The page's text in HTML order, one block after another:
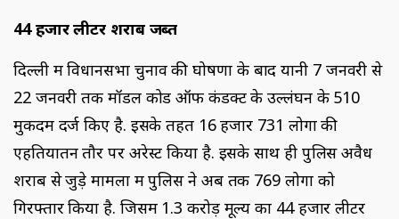
44 हजार लीटर शराब जब्त
दिल्ली में विधानसभा चुनाव की घोषणा के बाद यानी 7 जनवरी से
22 जनवरी तक मॉडल कोड ऑफ कंडक्ट के उल्लंघन के 510
मुकदमें दर्ज किए है. इसके तहत 16 हजार 731 लोगों की
एहतियातन तौर पर अरेस्ट किया है. इसके साथ ही पुलिस अवैध
शराब से जुड़े मामलों में पुलिस ने अब तक 769 लोगों को
गिरफ्तार किया है. जिसमें 1.3 करोड़ मूल्य का 44 हजार लीटर